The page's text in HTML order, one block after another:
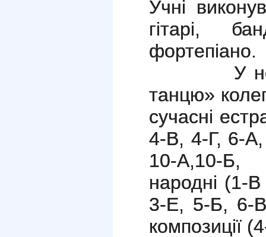
Учні
гітарі,
фортепіано.
У
танцю»
сучасні
4-В, 4-Г, 6-
10-А,10-
народні (1-
3-Е, 5-Б, 6-
композиції